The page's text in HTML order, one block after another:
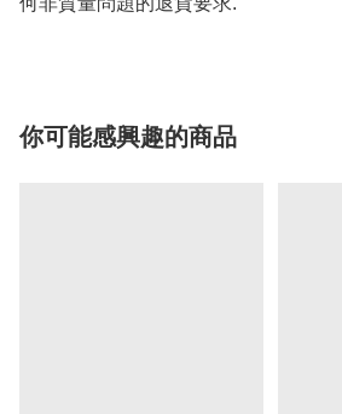
你可能感興趣的商品